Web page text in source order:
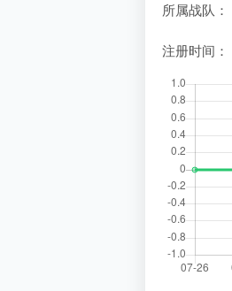
所属战队：
注册时间：